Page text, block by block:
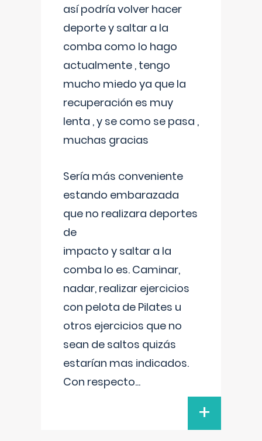
así podría volver hacer
deporte y saltar a la
comba como lo hago
actualmente , tengo
mucho miedo ya que la
recuperación es muy
lenta , y se como se pasa ,
muchas gracias
Sería más conveniente
estando embarazada
que no realizara deportes
de
impacto y saltar a la
comba lo es. Caminar,
nadar, realizar ejercicios
con pelota de Pilates u
otros ejercicios que no
sean de saltos quizás
estarían mas indicados.
Con respecto...
+